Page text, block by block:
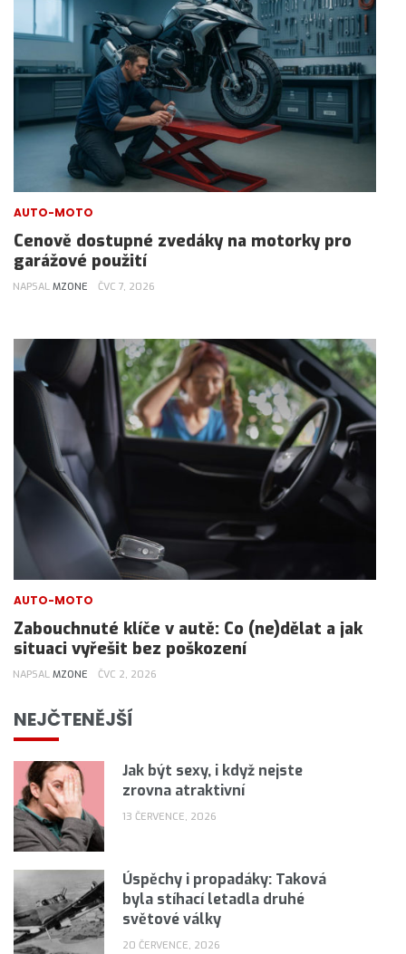
AUTO-MOTO
Cenově dostupné zvedáky na motorky pro
garážové použití
NAPSAL MZONE ČVC 7, 2026
AUTO-MOTO
Zabouchnuté klíče v autě: Co (ne)dělat a jak
situaci vyřešit bez poškození
NAPSAL MZONE ČVC 2, 2026
NEJČTENĚJŠÍ
Jak být sexy, i když nejste
zrovna atraktivní
13 ČERVENCE, 2026
Úspěchy i propadáky: Taková
byla stíhací letadla druhé
světové války
20 ČERVENCE, 2026